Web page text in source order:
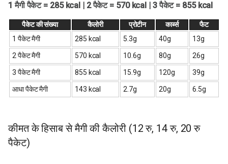
1 मैगी पैकेट = 285 kcal | 2 पैकेट = 570 kcal | 3 पैकेट = 855 kcal
पैकेट की संख्या कैलोरी प्रोटीन कार्ब्स
फैट
1 पैकेट मैगी
285 kcal 5.3g 40g 13g
2 पैकेट मैगी 570 kcal 10.6g 80g 26g
3 पैकेट मैगी 855 kcal 15.9g 120g 39g
आधा पैकेट मैगी 143 kcal 2.7g 20g 6.5g
कीमत के हिसाब से मैगी की कैलोरी (12 रु, 14 रु, 20 रु
पैकेट)